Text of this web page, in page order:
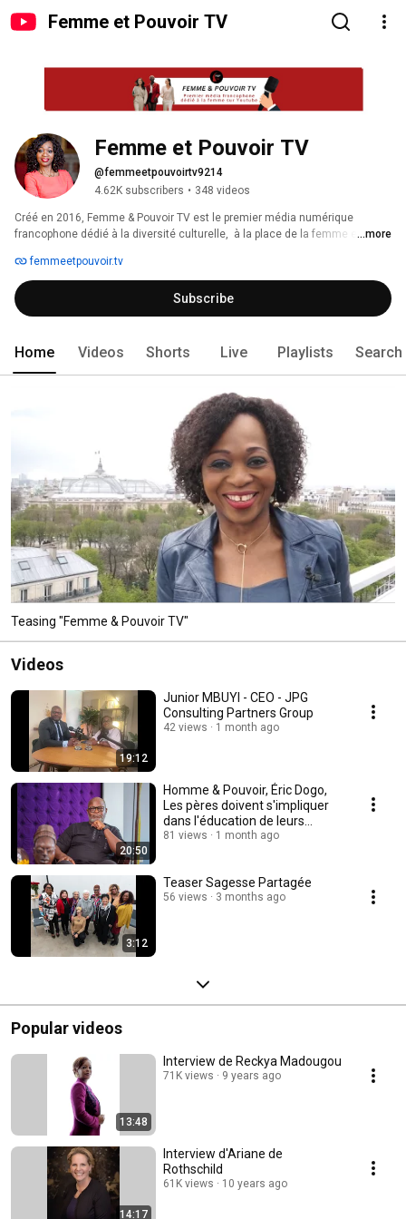
Femme et Pouvoir TV
Femme et Pouvoir TV
@femmeetpouvoirtv9214
4.62K subscribers • 348 videos
Créé en 2016, Femme & Pouvoir TV est le premier média numérique
francophone dédié à la diversité culturelle,  à la place de la femme en
l’exercice du pouvoir.
...more
femmeetpouvoir.tv
Subscribe
Home Videos Shorts Live Playlists Search
Teasing "Femme & Pouvoir TV"
Videos
19:12
Junior MBUYI - CEO - JPG
Consulting Partners Group
42 views 1 month ago
20:50
Homme & Pouvoir, Éric Dogo,
Les pères doivent s'impliquer
dans l'éducation de leurs
enfants
81 views 1 month ago
3:12
Teaser Sagesse Partagée
56 views 3 months ago
Popular videos
13:48
Interview de Reckya Madougou
71K views 9 years ago
14:17
Interview d'Ariane de
Rothschild
61K views 10 years ago